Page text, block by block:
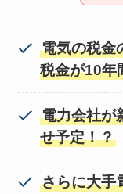
電気の税金
税金が10年
電力会社が
せ予定！？
さらに大手